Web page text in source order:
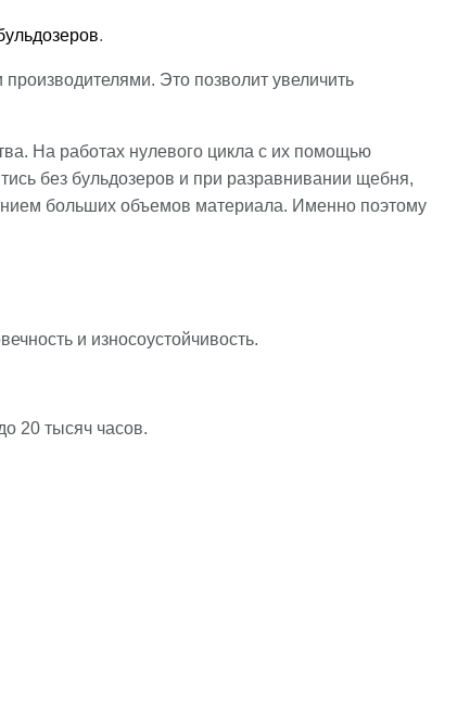
.
Это позволит увеличить
На работах нулевого цикла с их помощью
без бульдозеров и при разравнивании щебня,
больших объемов материала. Именно поэтому
и износоустойчивость.
20 тысяч часов.